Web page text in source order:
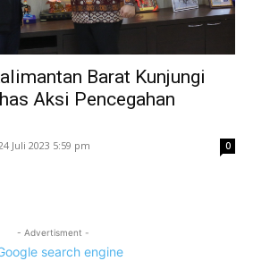
Barat Kunjungi
Aksi Pencegahan
Juli 2023 5:59 pm 0
- Advertisment -